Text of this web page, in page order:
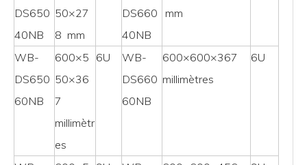
DS650
40NB
50×27
8 mm
DS660
40NB
mm
WB-
DS650
60NB
600×5
50×36
7
millimètr
es
6U
WB-
DS660
60NB
600×600×367
millimètres
6U